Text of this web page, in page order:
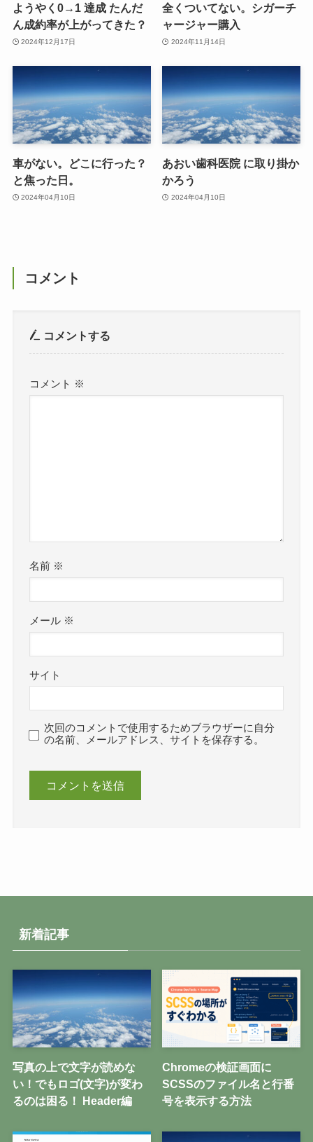
ようやく0→1 達成 たんだ
ん成約率が上がってきた？
2024年12月17日
全くついてない。シガーチ
ャージャー購入
2024年11月14日
車がない。どこに行った？
と焦った日。
2024年04月10日
あおい歯科医院 に取り掛か
かろう
2024年04月10日
コメント
コメントする
コメント ※
名前 ※
メール ※
サイト
次回のコメントで使用するためブラウザーに自分
の名前、メールアドレス、サイトを保存する。
新着記事
写真の上で文字が読めな
い！でもロゴ(文字)が変わ
るのは困る！ Header編
Chromeの検証画面に
SCSSのファイル名と行番
号を表示する方法